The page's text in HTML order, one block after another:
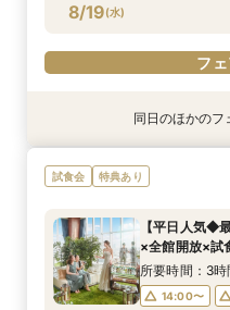
8/19(水)
フ
特典あり
8/19(水)
当日予約OK
*模擬挙式×安
所要時間：3
特典あり
8/19(水)
【平日夜限定
グ×クイック相
17:30〜
特典あり
8/19(水)
当日◎【2名～
チャペル×相談
14:00〜
同日のほかのフ
試食会 特典あり
【平日人気◆
×全館開放×試
所要時間：3
14:00〜